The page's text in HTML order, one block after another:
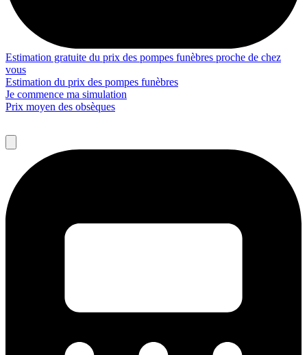
Estimation gratuite du prix des pompes funèbres proche de chez
vous
Estimation du prix des pompes funèbres
Je commence ma simulation
Prix moyen des obsèques